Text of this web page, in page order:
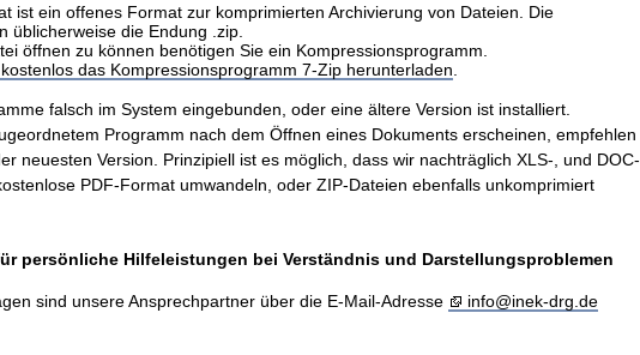
ist ein offenes Format zur komprimierten Archivierung von Dateien. Die
üblicherweise die Endung .zip.
öffnen zu können benötigen Sie ein Kompressionsprogramm.
das Kompressionsprogramm 7-Zip herunterladen
falsch im System eingebunden, oder eine ältere Version ist installiert.
Programm nach dem Öffnen eines Dokuments erscheinen, empfehlen
neuesten Version. Prinzipiell ist es möglich, dass wir nachträglich XLS-, und DOC-
PDF-Format umwandeln, oder ZIP-Dateien ebenfalls unkomprimiert
persönliche Hilfeleistungen bei Verständnis und Darstellungsproblemen
sind unsere Ansprechpartner über die E-Mail-Adresse
info@inek-drg.de